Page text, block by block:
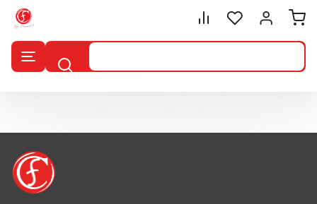
Сравнение.
СписокВойти или
от жира и накипи
Поиск